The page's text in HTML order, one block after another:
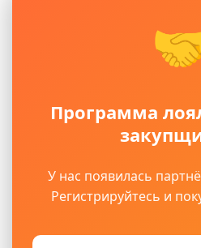
Программа
У нас появилась
Регистрируйтесь и
Главное
Оплата
Контакты
Доставка